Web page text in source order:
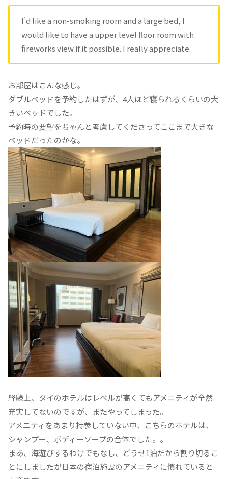
I’d like a non-smoking room and a large bed, I
would like to have a upper level floor room with
fireworks view if it possible. I really appreciate.
お部屋はこんな感じ。
ダブルベッドを予約したはずが、4人ほど寝られるくらいの大
きいベッドでした。
予約時の要望をちゃんと考慮してくださってここまで大きな
ベッドだったのかな。
経験上、タイのホテルはレベルが高くてもアメニティが全然
充実してないのですが、またやってしまった。
アメニティをあまり持参していない中、こちらのホテルは、
シャンプー、ボディーソープの合体でした。。
まあ、海遊びするわけでもなし、どうせ1泊だから割り切るこ
とにしましたが日本の宿泊施設のアメニティに慣れていると